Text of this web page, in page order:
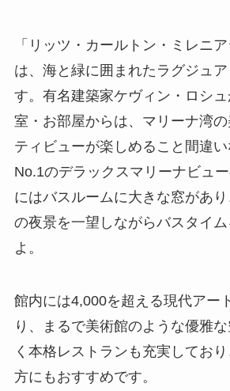
「リッツ・カールトン・ミレニア
は、海と緑に囲まれたラグジュ
す。有名建築家ケヴィン・ロシ
室・お部屋からは、マリーナ湾
ティビューが楽しめること間違
No.1のデラックスマリーナビュ
にはバスルームに大きな窓があ
の夜景を一望しながらバスタイ
よ。
館内には4,000を超える現代アー
り、まるで美術館のような優雅
く本格レストランも充実してお
方にもおすすめです。